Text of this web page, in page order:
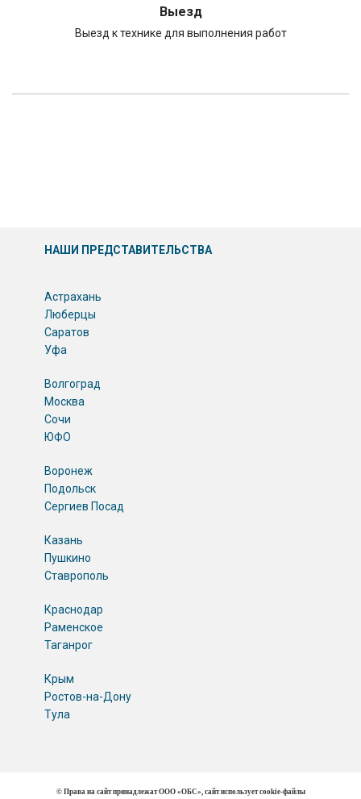
Выезд
Выезд к технике для выполнения работ
НАШИ ПРЕДСТАВИТЕЛЬСТВА
Астрахань
Люберцы
Саратов
Уфа
Волгоград
Москва
Сочи
ЮФО
Воронеж
Подольск
Сергиев Посад
Казань
Пушкино
Ставрополь
Краснодар
Раменское
Таганрог
Крым
Ростов-на-Дону
Тула
© Права на сайт принадлежат ООО «ОБС», сайт использует cookie-файлы